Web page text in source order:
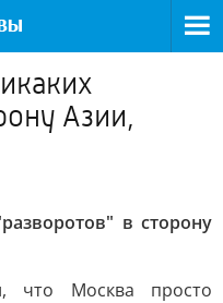
Азии,
в сторону
что Москва просто